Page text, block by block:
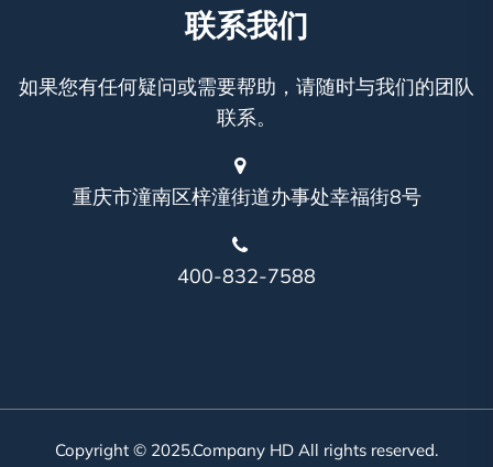
联系我们
如果您有任何疑问或需要帮助，请随时与我们的团队
联系。
重庆市潼南区梓潼街道办事处幸福街8号
400-832-7588
Copyright © 2025.Company HD All rights reserved.